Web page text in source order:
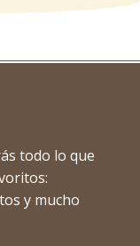
todo lo que
y mucho